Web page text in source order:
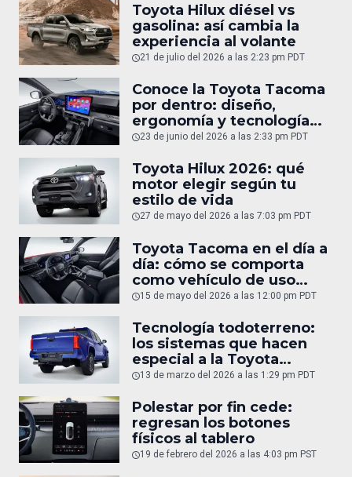
Toyota Hilux diésel vs
gasolina: así cambia la
experiencia al volante
21 de julio del 2026 a las 2:23 pm PDT
Conoce la Toyota Tacoma
por dentro: diseño,
ergonomía y tecnología
del interior
23 de junio del 2026 a las 2:33 pm PDT
Toyota Hilux 2026: qué
motor elegir según tu
estilo de vida
27 de mayo del 2026 a las 7:03 pm PDT
Toyota Tacoma en el día a
día: cómo se comporta
como vehículo de uso
diario
15 de mayo del 2026 a las 12:00 pm PDT
Tecnología todoterreno:
los sistemas que hacen
especial a la Toyota
Tacoma
13 de marzo del 2026 a las 1:29 pm PDT
Polestar por fin cede:
regresan los botones
físicos al tablero
19 de febrero del 2026 a las 4:03 pm PST